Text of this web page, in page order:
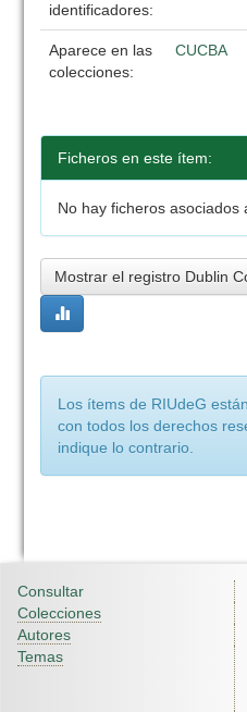
identificadores:
Aparece en las
colecciones:
CUCBA
Ficheros en este ítem:
No hay ficheros asociados
Mostrar el registro Dublin
Los ítems de RIUdeG
con todos los derechos
indique lo contrario.
Consultar
Colecciones
Autores
Temas